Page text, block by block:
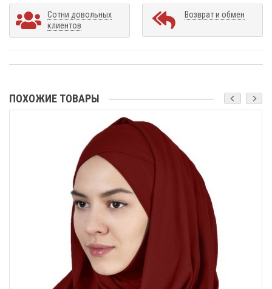
Сотни довольных
клиентов
Возврат и обмен
ПОХОЖИЕ ТОВАРЫ